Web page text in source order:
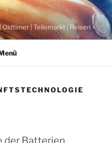
| Teilemarkt | Reisen
der Batterien